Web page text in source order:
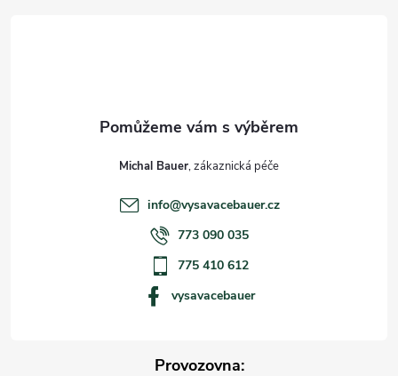
Michal Bauer
info@vysavacebauer.cz
773 090 035
775 410 612
vysavacebauer
Provozovna: